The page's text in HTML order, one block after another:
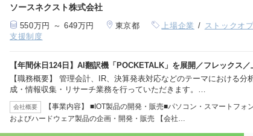
ソースネクスト株式会社
550万円 ～ 649万円 東京都 上場企業 ストックオ
支援制度
【年間休日124日】AI翻訳機「POCKETALK」を展開／フレックス
【職務概要】 管理会計、IR、決算発表対応などのテーマにおける分
成・情報収集・リサーチ業務を行っていただきます。…
会社概要
【事業内容】 ■IOT製品の開発・販売■パソコン・スマートフォ
およびハードウェア製品の企画・開発・販売 【会社…